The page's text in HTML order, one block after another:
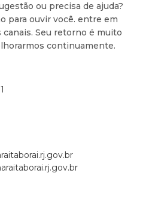
ou precisa de ajuda?
para ouvir você. entre em
Seu retorno é muito
continuamente.